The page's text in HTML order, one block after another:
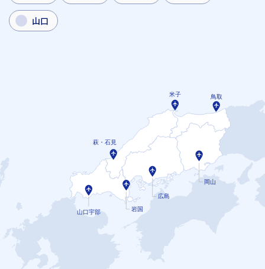
山口
米子 鳥取
岡山
広島
岩国
山口宇部
萩・石見